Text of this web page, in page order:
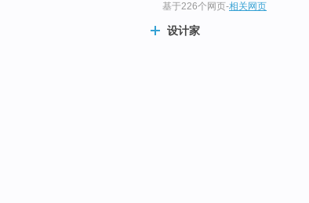
基于226个网页-相关网页
设计家